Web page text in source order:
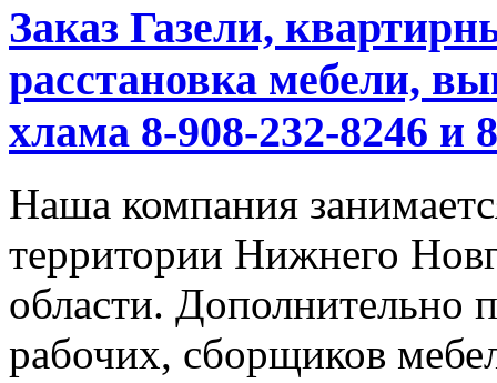
Заказ Газели,
расстановка мебели,
хлама 8-908-232-8246 и
Наша компания
территории Нижнего
области. Дополнительно
рабочих, сборщиков